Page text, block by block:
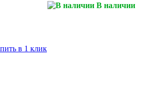
В наличии
в 1 клик